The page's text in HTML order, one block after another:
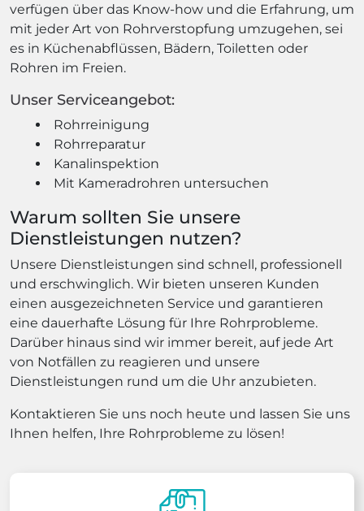
verfügen über das Know-how und die Erfahrung, um
mit jeder Art von Rohrverstopfung umzugehen, sei
es in Küchenabflüssen, Bädern, Toiletten oder
Rohren im Freien.
Unser Serviceangebot:
Rohrreinigung
Rohrreparatur
Kanalinspektion
Mit Kameradrohren untersuchen
Warum sollten Sie unsere
Dienstleistungen nutzen?
Unsere Dienstleistungen sind schnell, professionell
und erschwinglich. Wir bieten unseren Kunden
einen ausgezeichneten Service und garantieren
eine dauerhafte Lösung für Ihre Rohrprobleme.
Darüber hinaus sind wir immer bereit, auf jede Art
von Notfällen zu reagieren und unsere
Dienstleistungen rund um die Uhr anzubieten.
Kontaktieren Sie uns noch heute und lassen Sie uns
Ihnen helfen, Ihre Rohrprobleme zu lösen!